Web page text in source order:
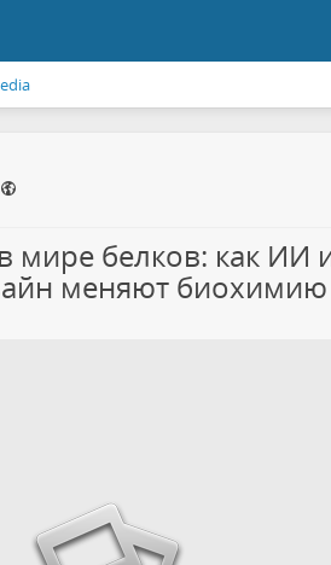
мире белков: как ИИ
меняют биохимию